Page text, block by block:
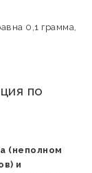
0,1 грамма,
по
(неполном
и